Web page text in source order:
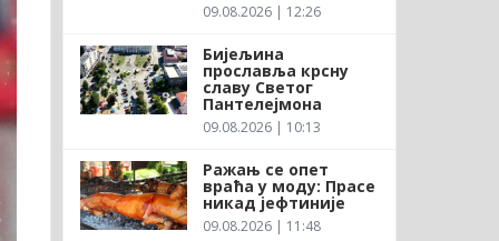
09.08.2026 | 12:26
Бијељина
прославља крсну
славу Светог
Пантелејмона
09.08.2026 | 10:13
Ражањ се опет
враћа у моду: Прасе
никад јефтиније
09.08.2026 | 11:48